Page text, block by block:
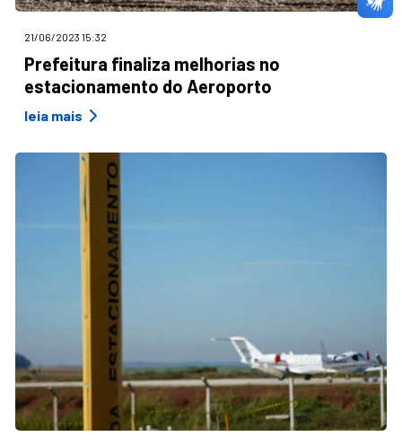
21/06/2023 15:32
Prefeitura finaliza melhorias no
estacionamento do Aeroporto
leia mais